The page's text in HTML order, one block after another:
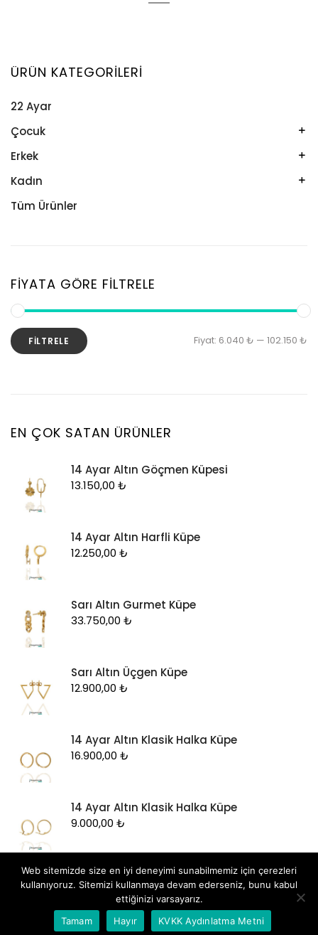
ÜRÜN KATEGORILERI
22 Ayar
Çocuk
Kelepçe
Kolye
Künye
Erkek
Kelepçe
Künye
Kadın
Bileklik
Küpe
Zincir
Tüm Ürünler
FIYATA GÖRE FILTRELE
FILTRELE Fiyat: 6.040 ₺ — 102.150 ₺
EN ÇOK SATAN ÜRÜNLER
14 Ayar Altın Göçmen Küpesi
13.150,00 ₺
14 Ayar Altın Harfli Küpe
12.250,00 ₺
Sarı Altın Gurmet Küpe
33.750,00 ₺
Sarı Altın Üçgen Küpe
12.900,00 ₺
14 Ayar Altın Klasik Halka Küpe
16.900,00 ₺
14 Ayar Altın Klasik Halka Küpe
9.000,00 ₺
Tüm hakları saklıdır Dizayn: byHedza Ajans.
Whatsapp İletişim
Web sitemizde size en iyi deneyimi sunabilmemiz için çerezleri
kullanıyoruz. Sitemizi kullanmaya devam ederseniz, bunu kabul
ettiğinizi varsayarız.
Tamam
Hayır KVKK Aydınlatma Metni